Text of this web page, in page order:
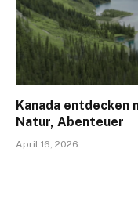
Kanada entdecken
Natur, Abenteuer
April 16, 2026